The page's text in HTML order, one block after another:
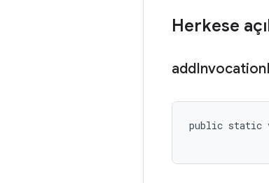
Herkese
addInvocation
public static